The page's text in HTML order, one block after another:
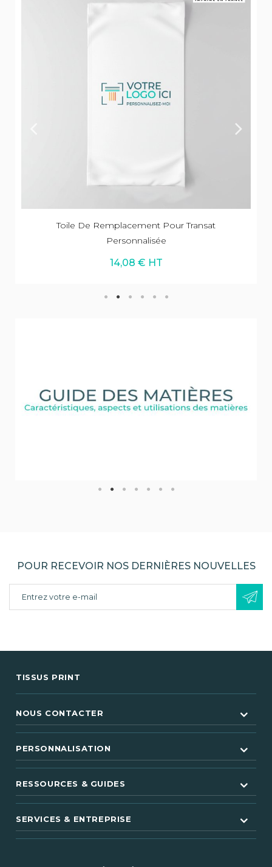
Toile De Remplacement Pour Transat
Personnalisée
14,08 € HT
POUR RECEVOIR NOS DERNIÈRES NOUVELLES
TISSUS PRINT
NOUS CONTACTER
PERSONNALISATION
RESSOURCES & GUIDES
SERVICES & ENTREPRISE